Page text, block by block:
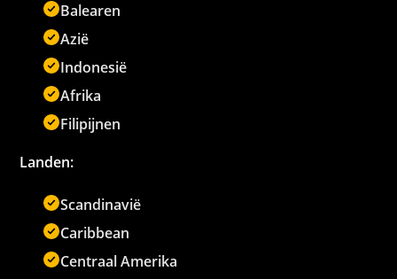
Balearen
Azië
Indonesië
Afrika
Filipijnen
Landen:
Scandinavië
Caribbean
Centraal Amerika